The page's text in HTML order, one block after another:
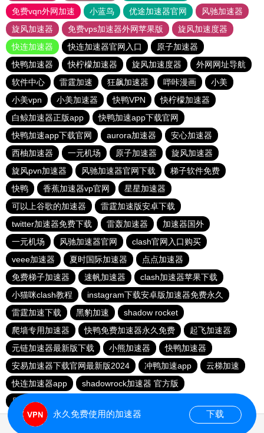
免费vqn外网加速
小蓝鸟 优途加速器官网
风驰加速器
旋风加速器
免费vps加速器外网苹果版
旋风加速度器
快连加速器
快连加速器官网入口
原子加速器
快鸭加速器
快柠檬加速器 旋风加速度器
外网网址导航
软件中心
雷霆加速 狂飙加速器 哔咔漫画
小美
小美vpn
小美加速器 快鸭VPN
快柠檬加速器
白鲸加速器正版app
快鸭加速app下载官网
快鸭加速app下载官网
aurora加速器
安心加速器
西柚加速器
一元机场 原子加速器
旋风加速器
旋风pvn加速器
风驰加速器官网下载
梯子软件免费
快鸭
香蕉加速器vp官网
星星加速器
可以上谷歌的加速器
雷霆加速版安卓下载
twitter加速器免费下载
雷轰加速器
加速器国外
一元机场
风驰加速器官网
clash官网入口购买
veee加速器
夏时国际加速器
点点加速器
免费梯子加速器
速帆加速器
clash加速器苹果下载
小猫咪clash教程
instagram下载安卓版加速器免费永久
雷霆加速下载
黑豹加速
shadow rocket
爬墙专用加速器
快鸭免费加速器永久免费
起飞加速器
元链加速器最新版下载
小熊加速器
快鸭加速器
安易加速器下载官网最新版2024
冲鸭加速app
云梯加速
快连加速器app
shadowrock加速器 官方版
原子加速器app下载官网最新版
永久免费使用的加速器 下载